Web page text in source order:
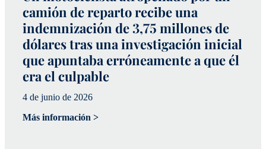
camión de reparto recibe una
indemnización de 3,75 millones de
dólares tras una investigación inicial
que apuntaba erróneamente a que él
era el culpable
4 de junio de 2026
Más información >